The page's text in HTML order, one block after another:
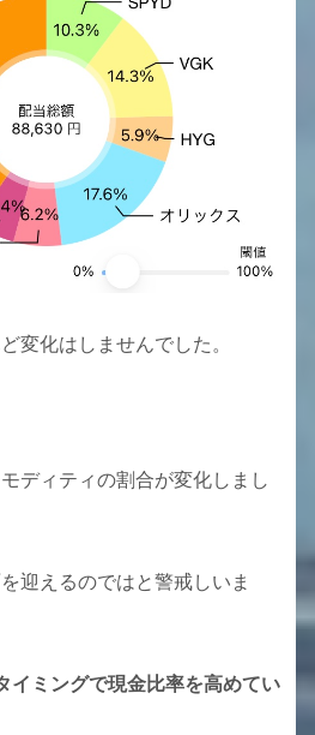
変化はしませんでした。
ディティの割合が変化しまし
迎えるのではと警戒しいま
イミングで現金比率を高めてい